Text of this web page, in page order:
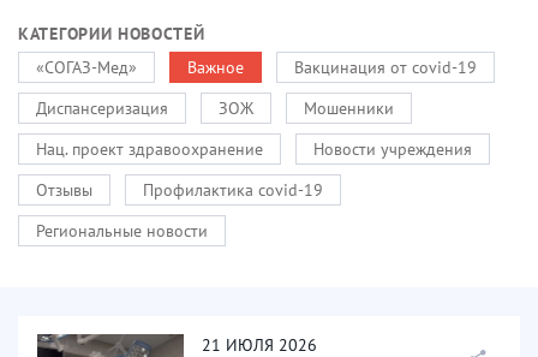
КАТЕГОРИИ НОВОСТЕЙ
«СОГАЗ-Мед»
Важное
Вакцинация от covid-19
Диспансеризация
ЗОЖ
Мошенники
Нац. проект здравоохранение
Новости учреждения
Отзывы
Профилактика covid-19
Региональные новости
21 ИЮЛЯ 2026